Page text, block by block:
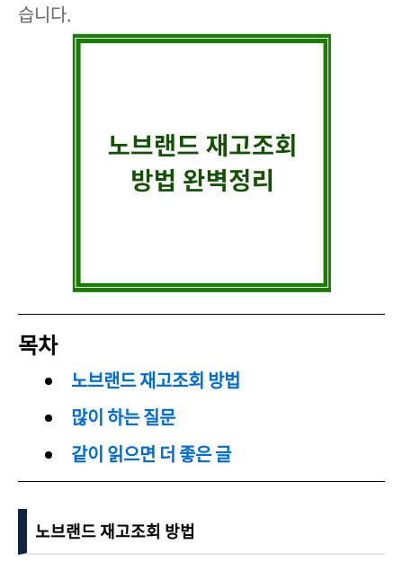
습니다.
목차
노브랜드 재고조회 방법
많이 하는 질문
같이 읽으면 더 좋은 글
노브랜드 재고조회 방법